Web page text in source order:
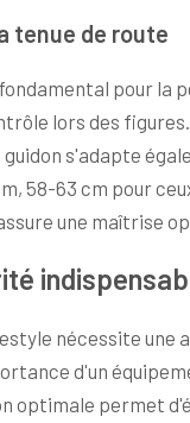
tenue de route
pour la
lors des
s'adapte
58-63 cm pour
une maîtrise
nécessite une
d'un
optimale permet